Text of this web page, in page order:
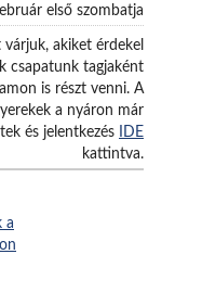
első szombatja
akiket érdekel
csapatunk tagjaként
is részt venni. A
a nyáron már
és jelentkezés
IDE
kattintva.